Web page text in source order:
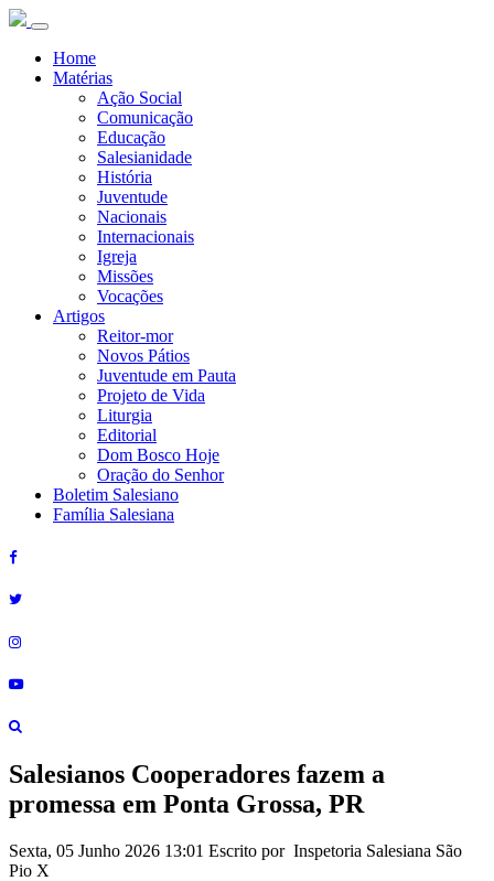
Home
Matérias
Ação Social
Comunicação
Educação
Salesianidade
História
Juventude
Nacionais
Internacionais
Igreja
Missões
Vocações
Artigos
Reitor-mor
Novos Pátios
Juventude em Pauta
Projeto de Vida
Liturgia
Editorial
Dom Bosco Hoje
Oração do Senhor
Boletim Salesiano
Família Salesiana
Salesianos Cooperadores fazem a
promessa em Ponta Grossa, PR
Sexta, 05 Junho 2026 13:01 Escrito por Inspetoria Salesiana São
Pio X